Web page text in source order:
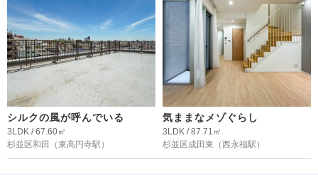
シルクの風が呼んでいる
3LDK / 67.60㎡
杉並区和田
（東高円寺駅）
気ままなメゾぐらし
3LDK / 87.71㎡
杉並区成田東 （西永福駅）